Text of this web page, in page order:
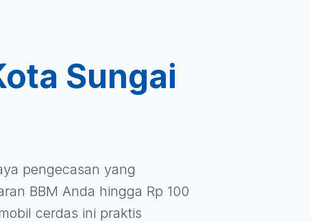
Sungai
pengecasan yang
BBM Anda hingga Rp 100
cerdas ini praktis